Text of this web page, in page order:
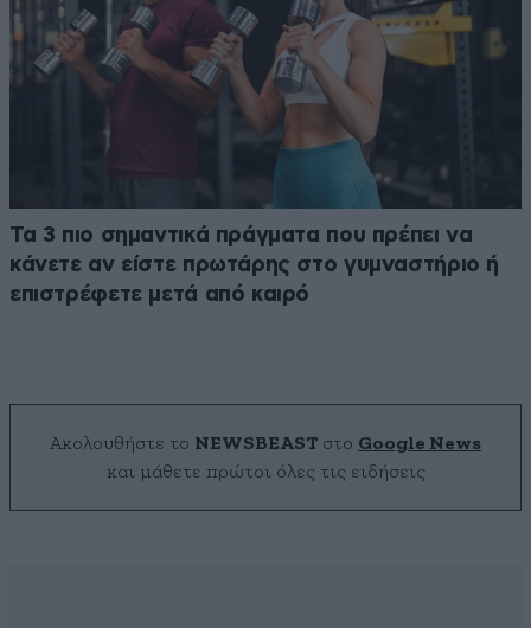
Τα 3 πιο σημαντικά πράγματα που πρέπει να
κάνετε αν είστε πρωτάρης στο γυμναστήριο ή
επιστρέφετε μετά από καιρό
Ακολουθήστε το NEWSBEAST στο Google News
και μάθετε πρώτοι όλες τις ειδήσεις